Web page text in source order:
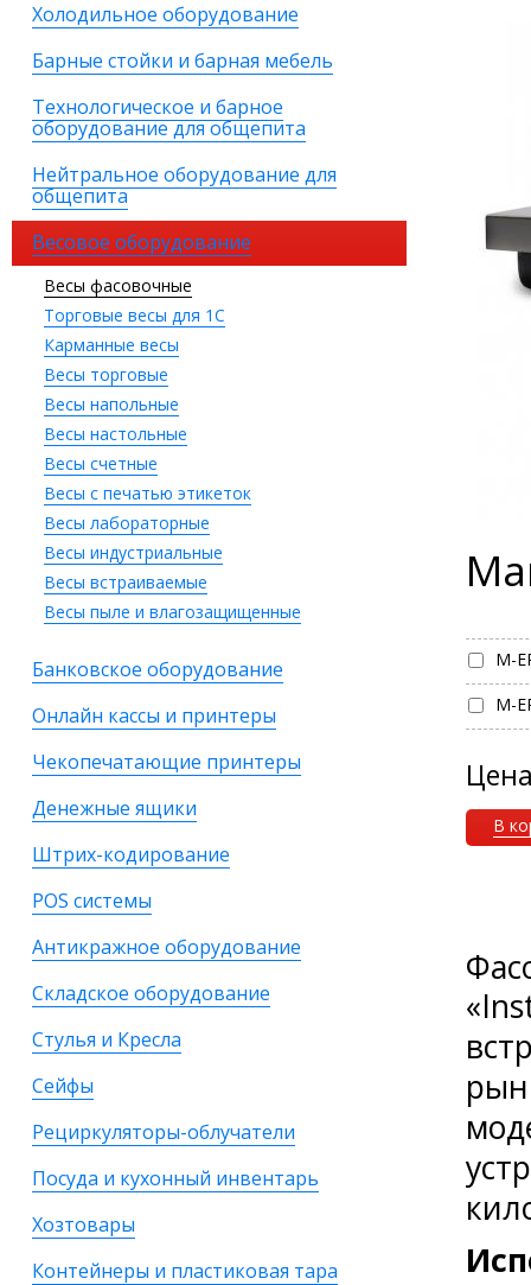
Холодильное оборудование
Барные стойки и барная мебель
Технологическое и барное
оборудование для общепита
Нейтральное оборудование для
общепита
Весовое оборудование
Весы фасовочные
Торговые весы для 1С
Карманные весы
Весы торговые
Весы напольные
Весы настольные
Весы счетные
Весы с печатью этикеток
Весы лабораторные
Весы индустриальные
Весы встраиваемые
Весы пыле и влагозащищенные
Банковское оборудование
Онлайн кассы и принтеры
Чекопечатающие принтеры
Денежные ящики
Штрих-кодирование
POS системы
Антикражное оборудование
Складское оборудование
Стулья и Кресла
Сейфы
Рециркуляторы-облучатели
Посуда и кухонный инвентарь
Хозтовары
Контейнеры и пластиковая тара
M-
M-
В